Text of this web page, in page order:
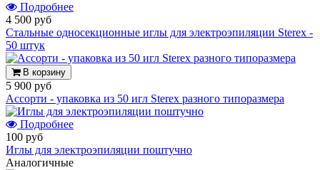
Подробнее
4 500 руб
Стальные односекционные иглы для электроэпиляции Sterex -
50 штук
В корзину
5 900 руб
Ассорти - упаковка из 50 игл Sterex разного типоразмера
Подробнее
100 руб
Иглы для электроэпиляции поштучно
Аналогичные